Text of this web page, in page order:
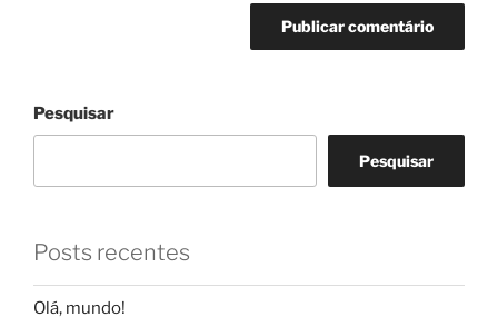
Pesquisar
Pesquisar
Posts recentes
Olá, mundo!